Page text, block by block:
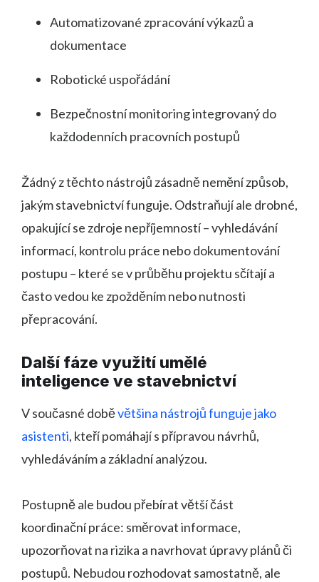
Automatizované zpracování výkazů a
dokumentace
Robotické uspořádání
Bezpečnostní monitoring integrovaný do
každodenních pracovních postupů
Žádný z těchto nástrojů zásadně nemění způsob,
jakým stavebnictví funguje. Odstraňují ale drobné,
opakující se zdroje nepříjemností – vyhledávání
informací, kontrolu práce nebo dokumentování
postupu – které se v průběhu projektu sčítají a
často vedou ke zpožděním nebo nutnosti
přepracování.
Další fáze využití umělé
inteligence ve stavebnictví
V současné doběvětšina nástrojů funguje jako
asistenti, kteří pomáhají s přípravou návrhů,
vyhledáváním a základní analýzou.
Postupně ale budou přebírat větší část
koordinační práce: směrovat informace,
upozorňovat na rizika a navrhovat úpravy plánů či
postupů. Nebudou rozhodovat samostatně, ale